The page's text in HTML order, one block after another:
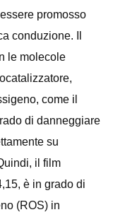
promosso
conduzione. Il
le molecole
come il
di danneggiare
su
il film
è in grado di
(ROS) in